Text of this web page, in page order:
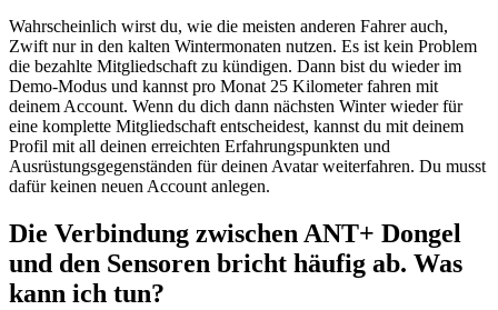
Wahrscheinlich wirst du, wie die meisten anderen Fahrer auch,
Zwift nur in den kalten Wintermonaten nutzen. Es ist kein Problem
die bezahlte Mitgliedschaft zu kündigen. Dann bist du wieder im
Demo-Modus und kannst pro Monat 25 Kilometer fahren mit
deinem Account. Wenn du dich dann nächsten Winter wieder für
eine komplette Mitgliedschaft entscheidest, kannst du mit deinem
Profil mit all deinen erreichten Erfahrungspunkten und
Ausrüstungsgegenständen für deinen Avatar weiterfahren. Du musst
dafür keinen neuen Account anlegen.
Die Verbindung zwischen ANT+ Dongel
und den Sensoren bricht häufig ab. Was
kann ich tun?